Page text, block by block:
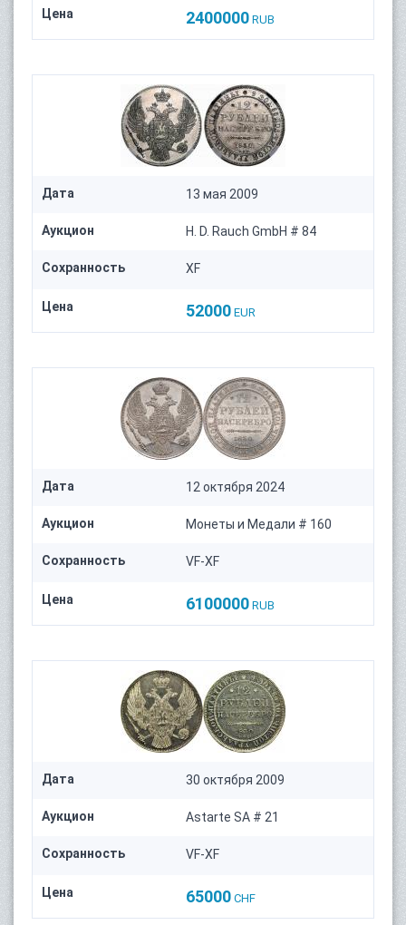
Цена 2400000 RUB
Дата 13 мая 2009
Аукцион H. D. Rauch GmbH # 84
Сохранность XF
Цена 52000 EUR
Дата 12 октября 2024
Аукцион Монеты и Медали # 160
Сохранность VF-XF
Цена 6100000 RUB
Дата 30 октября 2009
Аукцион Astarte SA # 21
Сохранность VF-XF
Цена 65000 CHF